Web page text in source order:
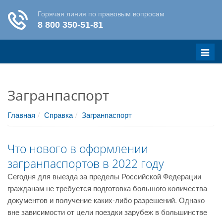
Меню
Загранпаспорт
Главная Справка Загранпаспорт
Что нового в оформлении
загранпаспортов в 2022 году
Сегодня для выезда за пределы Российской Федерации
гражданам не требуется подготовка большого количества
документов и получение каких-либо разрешений. Однако
вне зависимости от цели поездки зарубеж в большинстве